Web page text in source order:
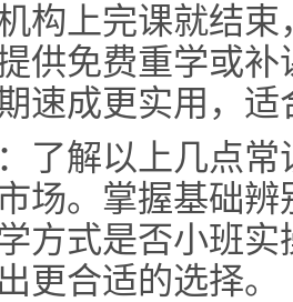
上完课就结束
供免费重学或
速成更实用，
：了解以上几点
场。掌握基础
方式是否小班
更合适的选择。